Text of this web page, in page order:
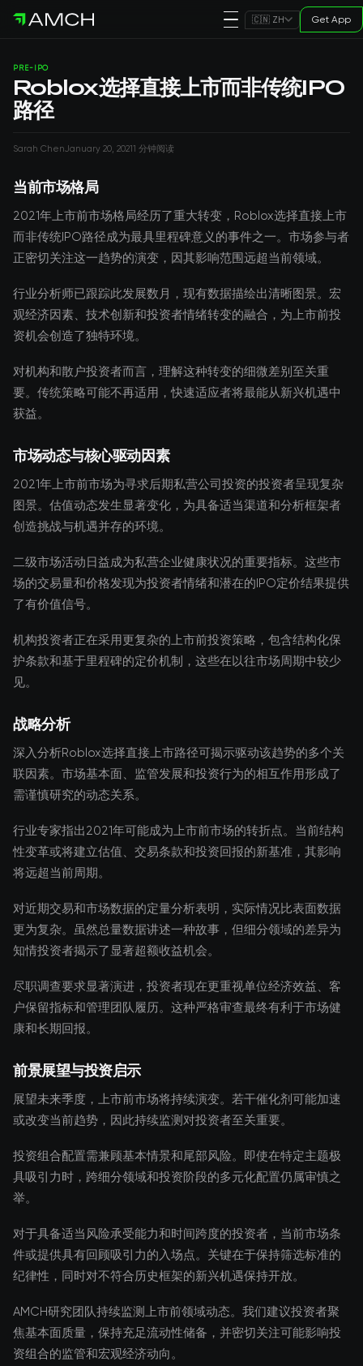
🇨🇳 ZH Get App
PRE-IPO
Roblox选择直接上市而非传统IPO
路径
Sarah ChenJanuary 20, 20211 分钟阅读
当前市场格局
2021年上市前市场格局经历了重大转变，Roblox选择直接上市
而非传统IPO路径成为最具里程碑意义的事件之一。市场参与者
正密切关注这一趋势的演变，因其影响范围远超当前领域。
行业分析师已跟踪此发展数月，现有数据描绘出清晰图景。宏
观经济因素、技术创新和投资者情绪转变的融合，为上市前投
资机会创造了独特环境。
对机构和散户投资者而言，理解这种转变的细微差别至关重
要。传统策略可能不再适用，快速适应者将最能从新兴机遇中
获益。
市场动态与核心驱动因素
2021年上市前市场为寻求后期私营公司投资的投资者呈现复杂
图景。估值动态发生显著变化，为具备适当渠道和分析框架者
创造挑战与机遇并存的环境。
二级市场活动日益成为私营企业健康状况的重要指标。这些市
场的交易量和价格发现为投资者情绪和潜在的IPO定价结果提供
了有价值信号。
机构投资者正在采用更复杂的上市前投资策略，包含结构化保
护条款和基于里程碑的定价机制，这些在以往市场周期中较少
见。
战略分析
深入分析Roblox选择直接上市路径可揭示驱动该趋势的多个关
联因素。市场基本面、监管发展和投资行为的相互作用形成了
需谨慎研究的动态关系。
行业专家指出2021年可能成为上市前市场的转折点。当前结构
性变革或将建立估值、交易条款和投资回报的新基准，其影响
将远超当前周期。
对近期交易和市场数据的定量分析表明，实际情况比表面数据
更为复杂。虽然总量数据讲述一种故事，但细分领域的差异为
知情投资者揭示了显著超额收益机会。
尽职调查要求显著演进，投资者现在更重视单位经济效益、客
户保留指标和管理团队履历。这种严格审查最终有利于市场健
康和长期回报。
前景展望与投资启示
展望未来季度，上市前市场将持续演变。若干催化剂可能加速
或改变当前趋势，因此持续监测对投资者至关重要。
投资组合配置需兼顾基本情景和尾部风险。即使在特定主题极
具吸引力时，跨细分领域和投资阶段的多元化配置仍属审慎之
举。
对于具备适当风险承受能力和时间跨度的投资者，当前市场条
件或提供具有回顾吸引力的入场点。关键在于保持筛选标准的
纪律性，同时对不符合历史框架的新兴机遇保持开放。
AMCH研究团队持续监测上市前领域动态。我们建议投资者聚
焦基本面质量，保持充足流动性储备，并密切关注可能影响投
资组合的监管和宏观经济动向。